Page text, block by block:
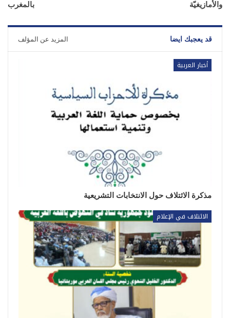
والأمازيغيّة
بالمغرب
قد يعجبك ايضا المزيد عن المؤلف
أخبار العربية
مذكرة الائتلاف حول الانتخابات التشريعية
الائتلاف في الإعلام